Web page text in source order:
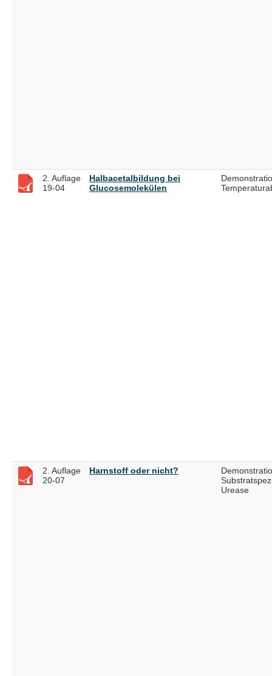
2. Auflage
19-04
Halbacetalbildung bei
Glucosemolekülen
2. Auflage
20-07
Harnstoff oder nicht?
Urease